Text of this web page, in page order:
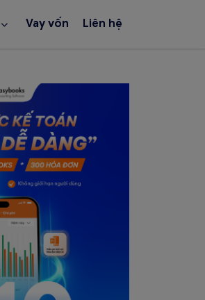
Vay vốn Liên hệ